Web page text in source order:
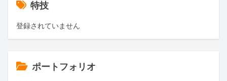
特技
登録されていません
ポートフォリオ